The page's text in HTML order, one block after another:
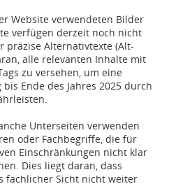
Website verwendeten Bilder
verfügen derzeit noch nicht
präzise Alternativtexte (Alt-
alle relevanten Inhalte mit
zu versehen, um eine
Ende des Jahres 2025 durch
Unterseiten verwenden
oder Fachbegriffe, die für
Einschränkungen nicht klar
Dies liegt daran, dass
fachlicher Sicht nicht weiter